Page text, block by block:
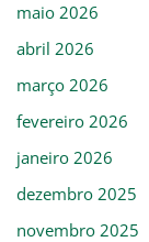
maio 2026
abril 2026
março 2026
fevereiro 2026
janeiro 2026
dezembro 2025
novembro 2025